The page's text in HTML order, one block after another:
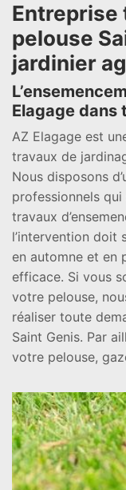
Entreprise
pelouse
jardinier
Elagage dans
AZ Elagage est
travaux de
Nous disposons
professionnels
travaux
l’intervention doit
en automne et en
efficace. Si vous
votre pelouse,
réaliser toute
Saint Genis. Par
votre pelouse,